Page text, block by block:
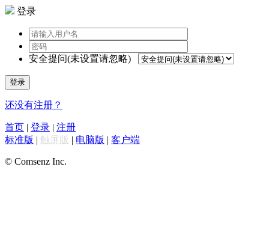
登录
安全提问(未设置请忽略)
登录
还没有注册？
首页 | 登录 | 注册
标准版 | 触屏版 | 电脑版 | 客户端
© Comsenz Inc.